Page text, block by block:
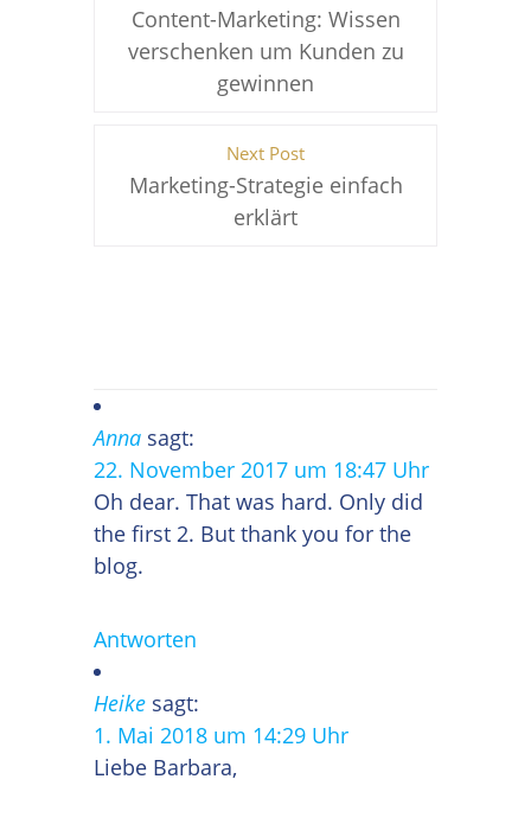
Content-Marketing: Wissen
verschenken um Kunden zu
gewinnen
Next Post
Marketing-Strategie einfach
erklärt
Anna sagt:
22. November 2017 um 18:47 Uhr
Oh dear. That was hard. Only did
the first 2. But thank you for the
blog.
Antworten
Heike sagt:
1. Mai 2018 um 14:29 Uhr
Liebe Barbara,